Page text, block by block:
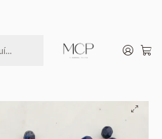
Miyuki y piedras lapislázuli en su